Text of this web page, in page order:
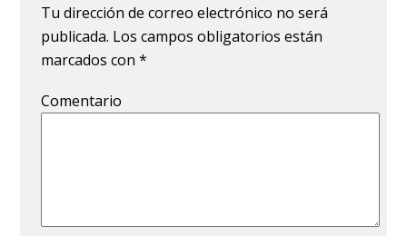
Tu dirección de correo electrónico no será
publicada. Los campos obligatorios están
marcados con*
Comentario